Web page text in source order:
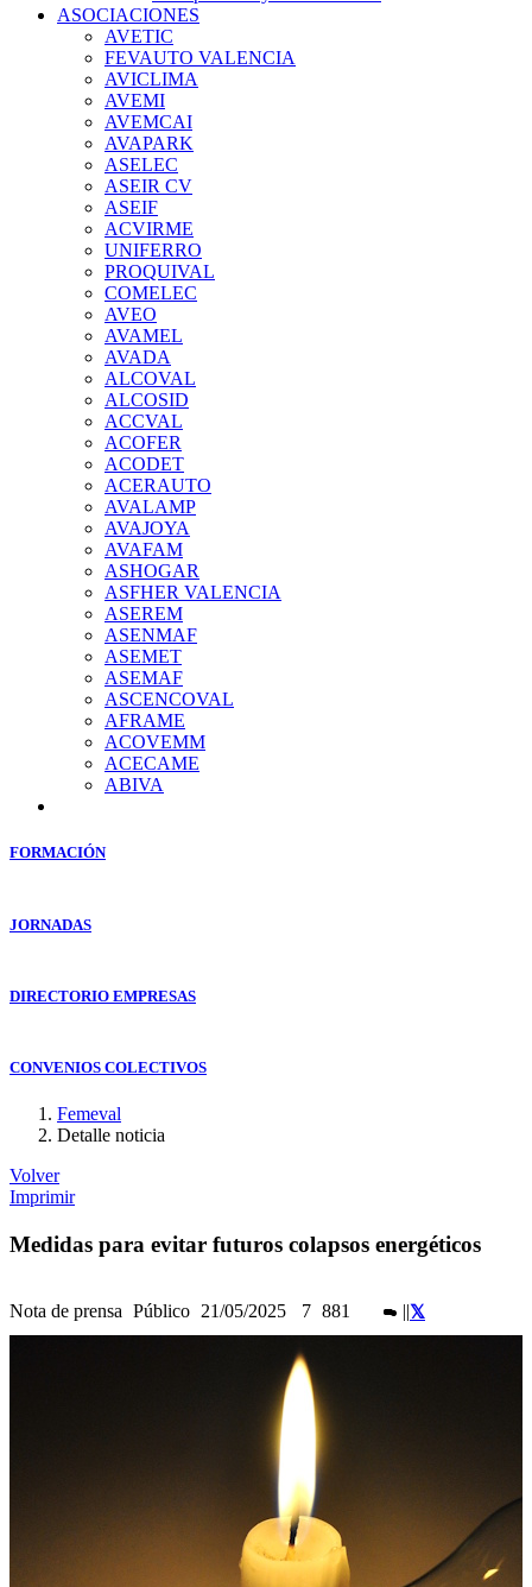
ASOCIACIONES
AVETIC
FEVAUTO VALENCIA
AVICLIMA
AVEMI
AVEMCAI
AVAPARK
ASELEC
ASEIR CV
ASEIF
ACVIRME
UNIFERRO
PROQUIVAL
COMELEC
AVEO
AVAMEL
AVADA
ALCOVAL
ALCOSID
ACCVAL
ACOFER
ACODET
ACERAUTO
AVALAMP
AVAJOYA
AVAFAM
ASHOGAR
ASFHER VALENCIA
ASEREM
ASENMAF
ASEMET
ASEMAF
ASCENCOVAL
AFRAME
ACOVEMM
ACECAME
ABIVA
FORMACIÓN
JORNADAS
DIRECTORIO EMPRESAS
CONVENIOS COLECTIVOS
Femeval
Detalle noticia
Volver
Imprimir
Medidas para evitar futuros colapsos energéticos
Nota de prensa Público 21/05/2025 7 881 ||